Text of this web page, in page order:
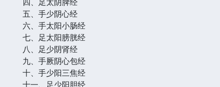
五、手少阴心经
六、手太阳小肠经
七、足太阳膀胱经
八、足少阴肾经
九、手厥阴心包经
十、手少阳三焦经
十一、足少阳胆经